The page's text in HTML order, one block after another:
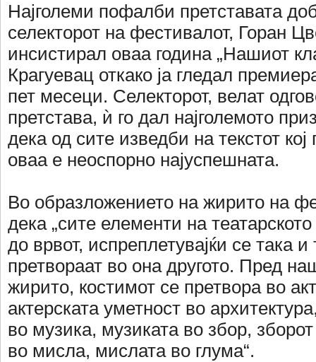
Најголеми пофалби претставата
селекторот на фестивалот, Горан
инсистирал оваа година „Нашиот
Крагуевац откако ја гледал
пет месеци. Селекторот, велат
претстава, ѝ го дал најголемото
дека од сите изведби на текстот
оваа е неоспорно најуспешната.
Во образложението на жирито на
дека „сите елементи на
до врвот, испреплетувајќи се така
претвораат во она другото. Пред
жирито, костимот се претвора во
актерската уметност во
во музика, музиката во збор,
во мисла, мислата во глума“.